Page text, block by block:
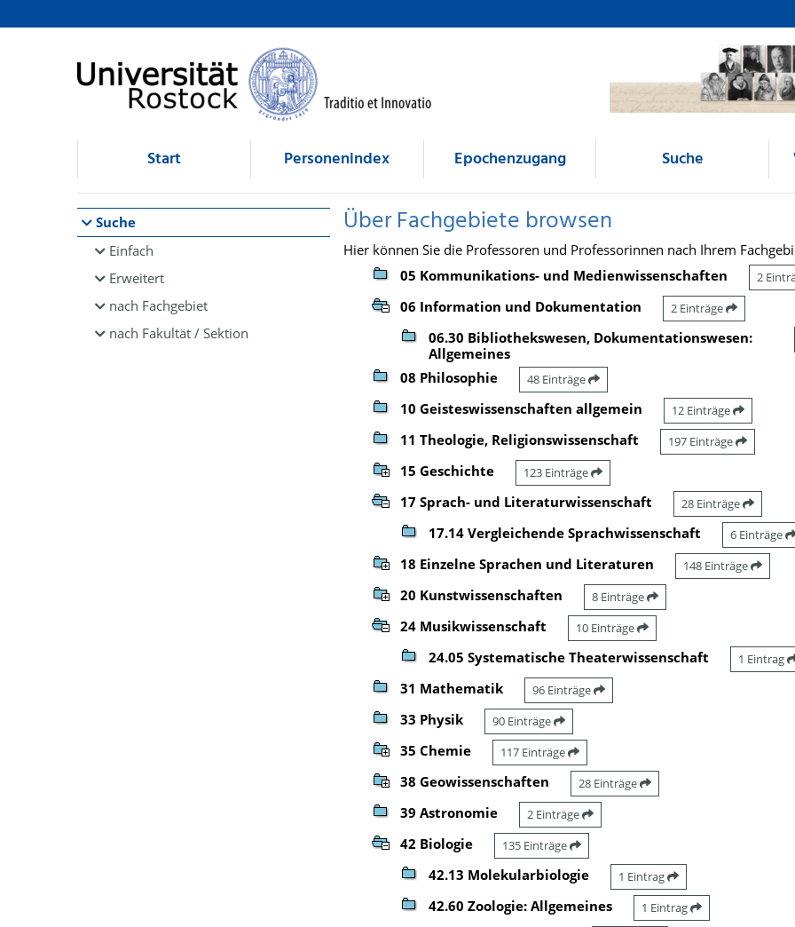
Browsen
direkt zum Inhalt
Start Personenindex Epochenzugang Suche
Suche
Einfach
Erweitert
nach Fachgebiet
nach Fakultät / Sektion
Über Fachgebiete browsen
Hier können Sie die Professoren und Professorinnen nach Ihrem
05 Kommunikations- und Medienwissenschaften
2
06 Information und Dokumentation 2 Einträge
06.30 Bibliothekswesen, Dokumentationswesen:
Allgemeines
08 Philosophie 48 Einträge
10 Geisteswissenschaften allgemein 12 Einträge
11 Theologie, Religionswissenschaft 197 Einträge
15 Geschichte 123 Einträge
17 Sprach- und Literaturwissenschaft 28 Einträge
17.14 Vergleichende Sprachwissenschaft 6 Einträge
18 Einzelne Sprachen und Literaturen 148 Einträge
20 Kunstwissenschaften 8 Einträge
24 Musikwissenschaft 10 Einträge
24.05 Systematische Theaterwissenschaft 1 Eintrag
31 Mathematik 96 Einträge
33 Physik 90 Einträge
35 Chemie 117 Einträge
38 Geowissenschaften 28 Einträge
39 Astronomie 2 Einträge
42 Biologie 135 Einträge
42.13 Molekularbiologie 1 Eintrag
42.60 Zoologie: Allgemeines 1 Eintrag